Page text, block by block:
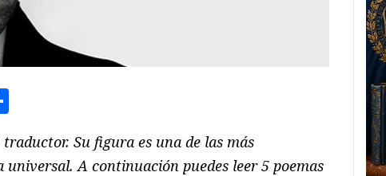
Su figura es una de las más
A continuación puedes leer 5 poemas